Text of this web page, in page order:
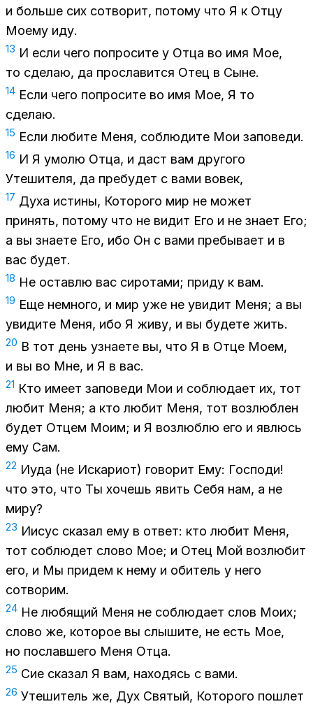
и боль­ше сих со­тво­рит, по­то­му что Я к Отцу
Мо­е­му иду.
13 И если чего по­про­си­те у Отца во имя Мое,
то сде­лаю, да про­сла­вит­ся Отец в Сыне.
14 Если чего по­про­си­те во имя Мое, Я то
сде­лаю.
15 Если лю­би­те Меня, со­блю­ди­те Мои за­по­ве­ди.
16 И Я умо­лю Отца, и даст вам дру­го­го
Уте­ши­те­ля, да пре­бу­дет с вами во­век,
17 Духа ис­ти­ны, Ко­то­ро­го мир не мо­жет
при­нять, по­то­му что не ви­дит Его и не зна­ет Его;
а вы зна­е­те Его, ибо Он с вами пре­бы­ва­ет и в
вас бу­дет.
18 Не остав­лю вас си­ро­та­ми; при­ду к вам.
19 Еще немно­го, и мир уже не уви­дит Меня; а вы
уви­ди­те Меня, ибо Я живу, и вы бу­де­те жить.
20 В тот день узна­е­те вы, что Я в Отце Моем,
и вы во Мне, и Я в вас.
21 Кто име­ет за­по­ве­ди Мои и со­блю­да­ет их, тот
лю­бит Меня; а кто лю­бит Меня, тот воз­люб­лен
бу­дет От­цем Моим; и Я воз­люб­лю его и яв­люсь
ему Сам.
22 Иуда (не Ис­ка­ри­от) го­во­рит Ему: Гос­по­ди!
что это, что Ты хо­чешь явить Себя нам, а не
миру?
23 Иисус ска­зал ему в от­вет: кто лю­бит Меня,
тот со­блю­дет сло­во Мое; и Отец Мой воз­лю­бит
его, и Мы при­дем к нему и оби­тель у него
со­тво­рим.
24 Не лю­бя­щий Меня не со­блю­да­ет слов Моих;
сло­во же, ко­то­рое вы слы­ши­те, не есть Мое,
но по­слав­ше­го Меня Отца.
25 Сие ска­зал Я вам, на­хо­дясь с вами.
26 Уте­ши­тель же, Дух Свя­тый, Ко­то­ро­го по­шлет